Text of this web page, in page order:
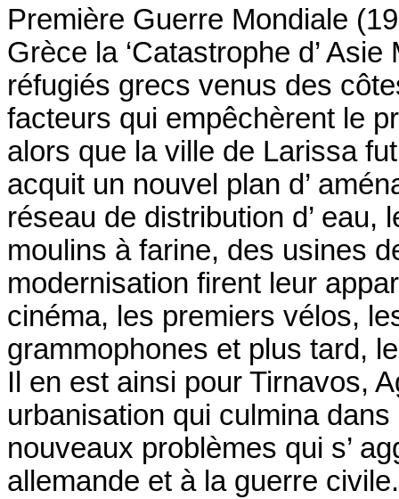
Première Guerre Mondiale
Grèce la ‘Catastrophe d’
réfugiés grecs venus des
facteurs qui empêchèrent le
alors que la ville de Larissa
acquit un nouvel plan d’
réseau de distribution d’
moulins à farine, des usines
modernisation firent leur
cinéma, les premiers vélos,
grammophones et plus tard,
Il en est ainsi pour Tirnavos,
urbanisation qui culmina dans
nouveaux problèmes qui s’
allemande et à la guerre civile.